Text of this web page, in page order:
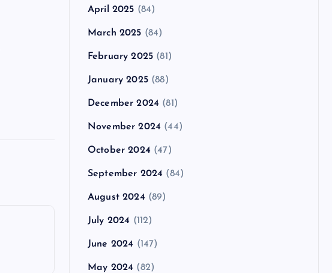
April 2025 (84)
March 2025 (84)
February 2025 (81)
January 2025(88)
December 2024 (81)
November 2024 (44)
October 2024 (47)
September 2024 (84)
August 2024 (89)
July 2024 (112)
June 2024 (147)
May 2024 (82)